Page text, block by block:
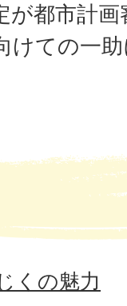
が都市計
けての一
くの魅力